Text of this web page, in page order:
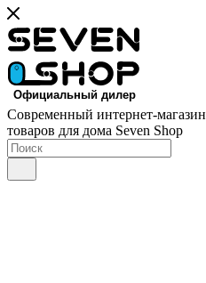
Современный интернет-магазин
товаров для дома Seven Shop